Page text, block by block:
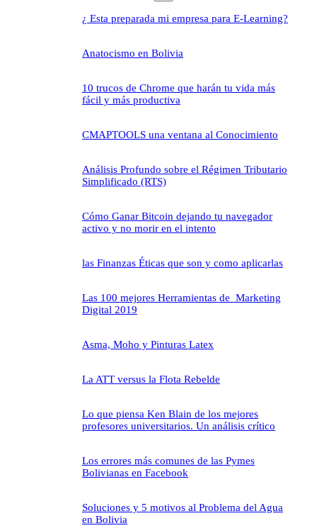
¿ Esta preparada mi empresa para E-Learning?
Anatocismo en Bolivia
10 trucos de Chrome que harán tu vida más
fácil y más productiva
CMAPTOOLS una ventana al Conocimiento
Análisis Profundo sobre el Régimen Tributario
Simplificado (RTS)
Cómo Ganar Bitcoin dejando tu navegador
activo y no morir en el intento
las Finanzas Éticas que son y como aplicarlas
Las 100 mejores Herramientas de Marketing
Digital 2019
Asma, Moho y Pinturas Latex
La ATT versus la Flota Rebelde
Lo que piensa Ken Blain de los mejores
profesores universitarios. Un análisis crítico
Los errores más comunes de las Pymes
Bolivianas en Facebook
Soluciones y 5 motivos al Problema del Agua
en Bolivia